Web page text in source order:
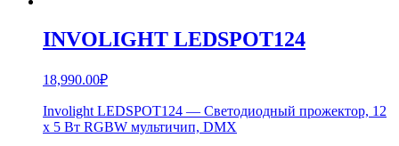
INVOLIGHT LEDSPOT124
18,990.00₽
Involight LEDSPOT124 — Светодиодный прожектор, 12
х 5 Вт RGBW мультичип, DMX